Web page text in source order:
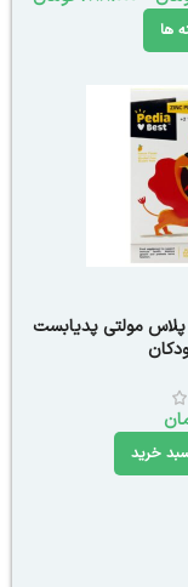
ها
مولتی پدیابست
خرید